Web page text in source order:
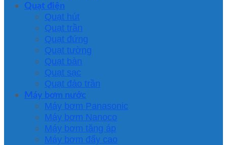
Quạt điện
Quạt hút
Quạt trần
Quạt đứng
Quạt tường
Quạt bàn
Quạt sạc
Quạt đảo trần
Máy bơm nước
Máy bơm Panasonic
Máy bơm Nanoco
Máy bơm tăng áp
Máy bơm đẩy cao